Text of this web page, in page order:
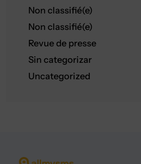
Non classifié(e)
Non classifié(e)
Revue de presse
Sin categorizar
Uncategorized